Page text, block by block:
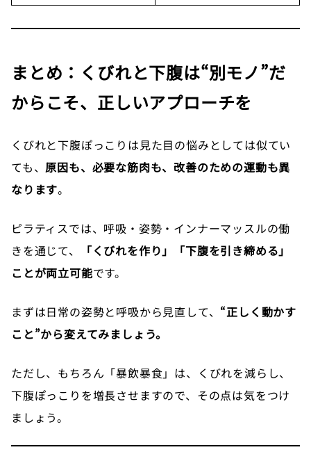
まとめ：くびれと下腹は“別モノ”だ
からこそ、正しいアプローチを
くびれと下腹ぽっこりは見た目の悩みとしては似てい
ても、 原因も、必要な筋肉も、改善のための運動も異
なります。
ピラティスでは、呼吸・姿勢・インナーマッスルの働
きを通じて、
「くびれを作り」「下腹を引き締める」
ことが両立可能です。
まずは日常の姿勢と呼吸から見直して、 “正しく動かす
こと”から変えてみましょう。
ただし、もちろん「暴飲暴食」は、くびれを減らし、
下腹ぽっこりを増長させますので、その点は気をつけ
ましょう。